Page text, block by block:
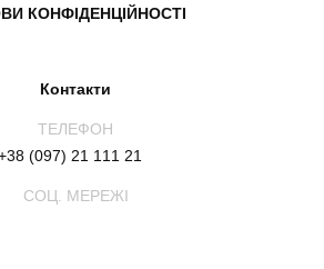
КОНФІДЕНЦІЙНОСТІ
Контакти
ТЕЛЕФОН
(097) 21 111 21
СОЦ. МЕРЕЖІ